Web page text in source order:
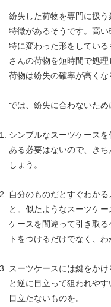
紛失した荷物を専門に扱
特徴があるそうです。高い
特に変わった形をしてい
さんの荷物を短時間で処
荷物は紛失の確率が高くな
では、紛失に合わないた
シンプルなスーツケース
ある必要はないので、き
しょう。
自分のものだとすぐわか
と。似たようなスーツケ
ケースを間違って引き取
トをつけるだけでなく、
スーツケースには鍵をか
と逆に目立って狙われや
目立たないものを。